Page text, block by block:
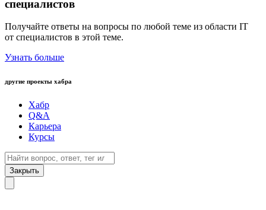
специалистов
Получайте ответы на вопросы по любой теме из области IT
от специалистов в этой теме.
Узнать больше
другие проекты хабра
Хабр
Q&A
Карьера
Курсы
Закрыть